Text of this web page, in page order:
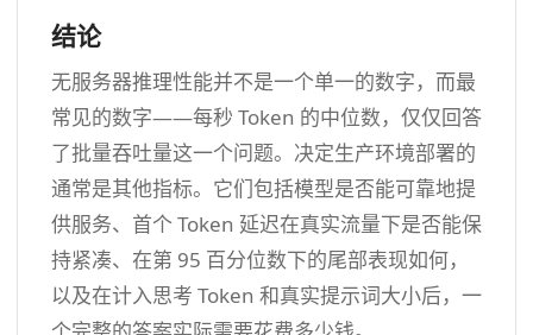
结论
无服务器推理性能并不是一个单一的数字，而最
常见的数字——每秒 Token 的中位数，仅仅回答
了批量吞吐量这一个问题。决定生产环境部署的
通常是其他指标。它们包括模型是否能可靠地提
供服务、首个 Token 延迟在真实流量下是否能保
持紧凑、在第 95 百分位数下的尾部表现如何，
以及在计入思考 Token 和真实提示词大小后，一